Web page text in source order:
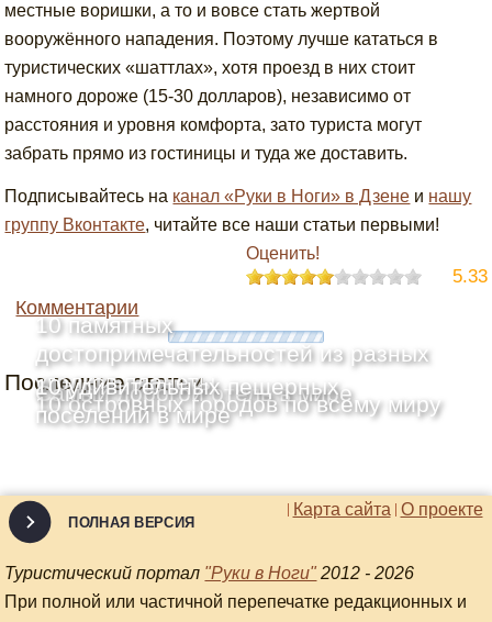
местные воришки, а то и вовсе стать жертвой
вооружённого нападения. Поэтому лучше кататься в
туристических «шаттлах», хотя проезд в них стоит
намного дороже (15-30 долларов), независимо от
расстояния и уровня комфорта, зато туриста могут
забрать прямо из гостиницы и туда же доставить.
Подписывайтесь на канал «Руки в Ноги» в Дзене и нашу
группу Вконтакте, читайте все наши статьи первыми!
Оценить!
5.33
Комментарии
Последние статьи
10 памятных
достопримечательностей из разных
уголков планеты
Самый дорогой отель в мире
10 островных городов по всему миру
10 удивительных пещерных
поселений в мире
О проекте
Карта сайта
ПОЛНАЯ ВЕРСИЯ
Туристический портал "Руки в Ноги" 2012 - 2026
При полной или частичной перепечатке редакционных и